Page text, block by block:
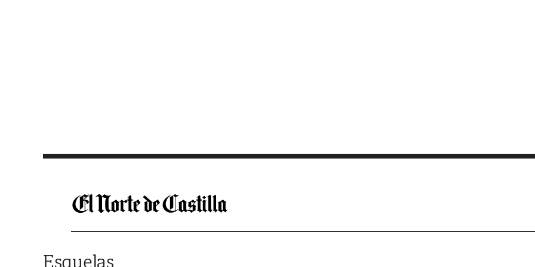
Esquelas